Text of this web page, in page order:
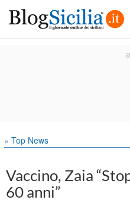
» Top News
Vaccino, Zaia
60 anni”